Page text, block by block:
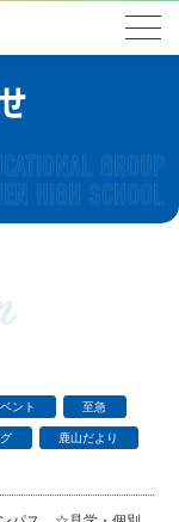
ント 至急
鹿山だより